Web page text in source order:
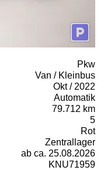
Pkw
Van / Kleinbus
Okt / 2022
Automatik
79.712 km
5
Rot
Zentrallager
ab ca. 25.08.2026
KNU71959